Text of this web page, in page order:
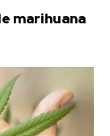
marihuana